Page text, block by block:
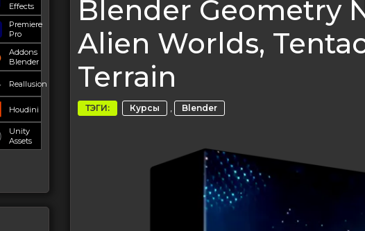
Effects
Premiere
Pro
Addons
Blender
Reallusion
Houdini
Unity
Assets
Blender Geometry
Alien Worlds,
Terrain
ТЭГИ: Курсы , Blender